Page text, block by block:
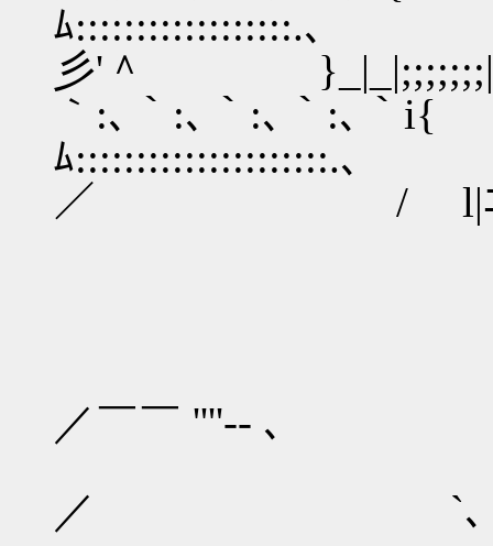
ﾑ
彡'＾
｀:､｀:､｀:､｀:
ﾑ
／ / l|ﾆ|l
／￣￣ ''''‐- ､
／ `､